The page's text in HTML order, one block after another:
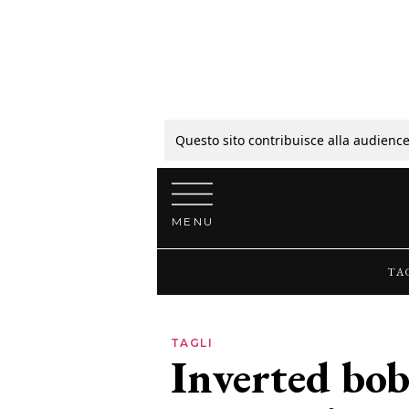
Questo sito contribuisce alla
Vai al contenuto
MENU
TAGLI
Inverted